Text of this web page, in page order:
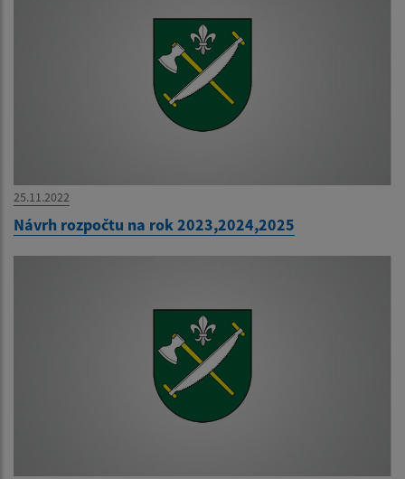
25.11.2022
Návrh rozpočtu na rok 2023,2024,2025